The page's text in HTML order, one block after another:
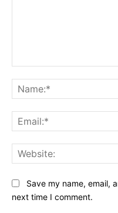
Save my name, email,
next time I comment.